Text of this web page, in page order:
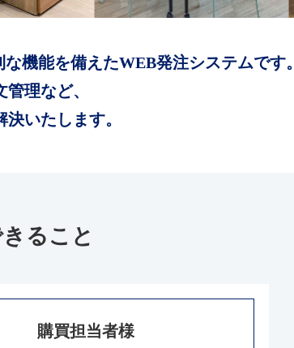
機能を備えたWEB発注システムです。
理など、
いたします。
ること
購買担当者様